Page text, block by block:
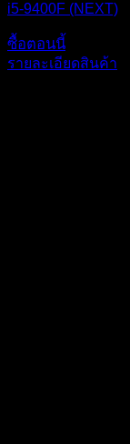
i5-9400F (NEXT)
ซื้อตอนนี้
รายละเอียดสินค้า